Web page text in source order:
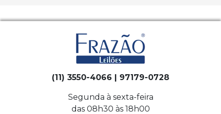
(11) 3550-4066 | 97179-0728
Segunda à sexta-feira
das 08h30 às 18h00